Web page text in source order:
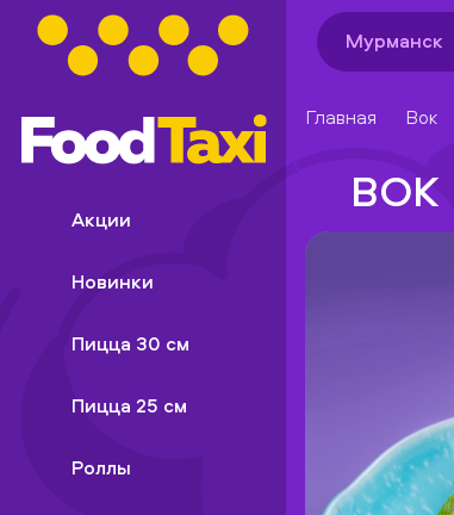
Мурманск
Акции
Новинки
Пицца 30 см
Пицца 25 см
Роллы
Главная Вок
ВОК